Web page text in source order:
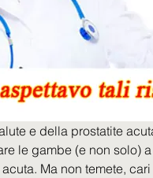
e della prostatite
le gambe (e non solo)
Ma non temete,